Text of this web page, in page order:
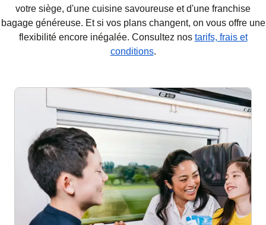
votre siège, d'une cuisine savoureuse et d'une franchise
bagage généreuse. Et si vos plans changent, on vous offre une
flexibilité encore inégalée. Consultez nos tarifs, frais et
conditions.